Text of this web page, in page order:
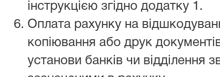
інструкцією згідно додатку 1.
Оплата рахунку на
копіювання або друк
установи банків чи відділення